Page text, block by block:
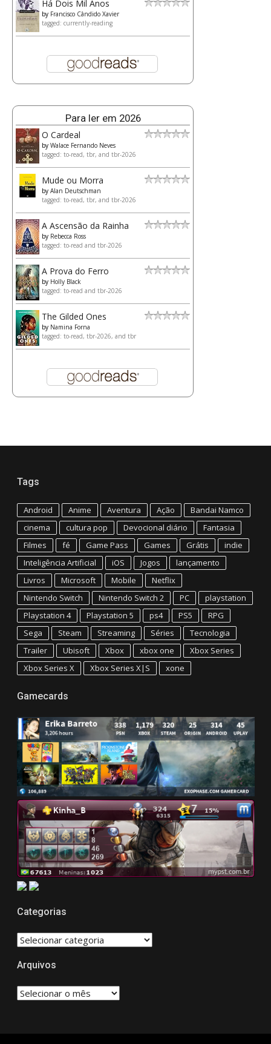
Há Dois Mil Anos
by Francisco Cândido Xavier
tagged: currently-reading
Para ler em 2026
O Cardeal
by Walace Fernando Neves
tagged: to-read, tbr, and tbr-2026
Mude ou Morra
by Alan Deutschman
tagged: to-read, tbr, and tbr-2026
A Ascensão da Rainha
by Rebecca Ross
tagged: to-read and tbr-2026
A Prova do Ferro
by Holly Black
tagged: to-read and tbr-2026
The Gilded Ones
by Namina Forna
tagged: to-read, tbr-2026, and tbr
Tags
Android Anime Aventura Ação
Bandai Namco
cinema
cultura pop Devocional diário
Fantasia
Filmes
fé Game Pass Games Grátis
indie
Inteligência Artificial
iOS Jogos
lançamento
Livros
Microsoft Mobile
Netflix
Nintendo Switch
Nintendo Switch 2 PC
playstation
Playstation 4
Playstation 5 ps4 PS5
RPG
Sega
Steam Streaming Séries
Tecnologia
Trailer
Ubisoft Xbox xbox one
Xbox Series
Xbox Series X
Xbox Series X|S xone
Gamecards
Categorias
CATEGORIAS
Arquivos
Arquivos